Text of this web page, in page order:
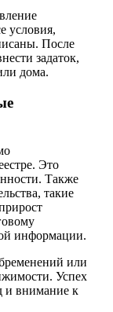
условия,
После
задаток,
дома.
Это
Также
такие
информации.
или
Успех
и внимание к